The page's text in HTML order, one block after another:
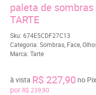
paleta de
TARTE
Sku: 674E5CDF27C13
Categoria: Sombras Face
Marca: Tarte
por R$ 239,90
à vista R$ 227,90 no Pix